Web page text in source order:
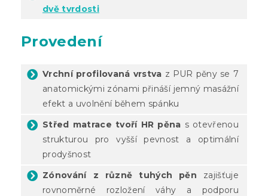
dvě tvrdosti
Provedení
Vrchní profilovaná vrstva z PUR pěny se 7
anatomickými zónami přináší jemný masážní
efekt a uvolnění během spánku
Střed matrace tvoří HR pěna s otevřenou
strukturou pro vyšší pevnost a optimální
prodyšnost
Zónování z různě tuhých pěn zajišťuje
rovnoměrné rozložení váhy a podporu